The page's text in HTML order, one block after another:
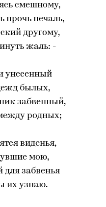
смешному,
прочь печаль,
другому,
жаль: -
унесенный
былых,
забвенный,
родных;
виденья,
мою,
забвенья
их узнаю.